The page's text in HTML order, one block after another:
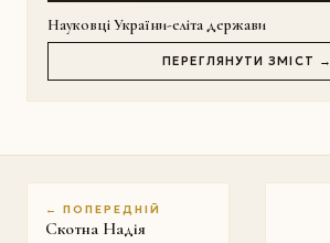
Науковці України-еліта держави
ПЕРЕГЛЯНУТИ ЗМІСТ →
← ПОПЕРЕДНІЙ
Скотна Надія